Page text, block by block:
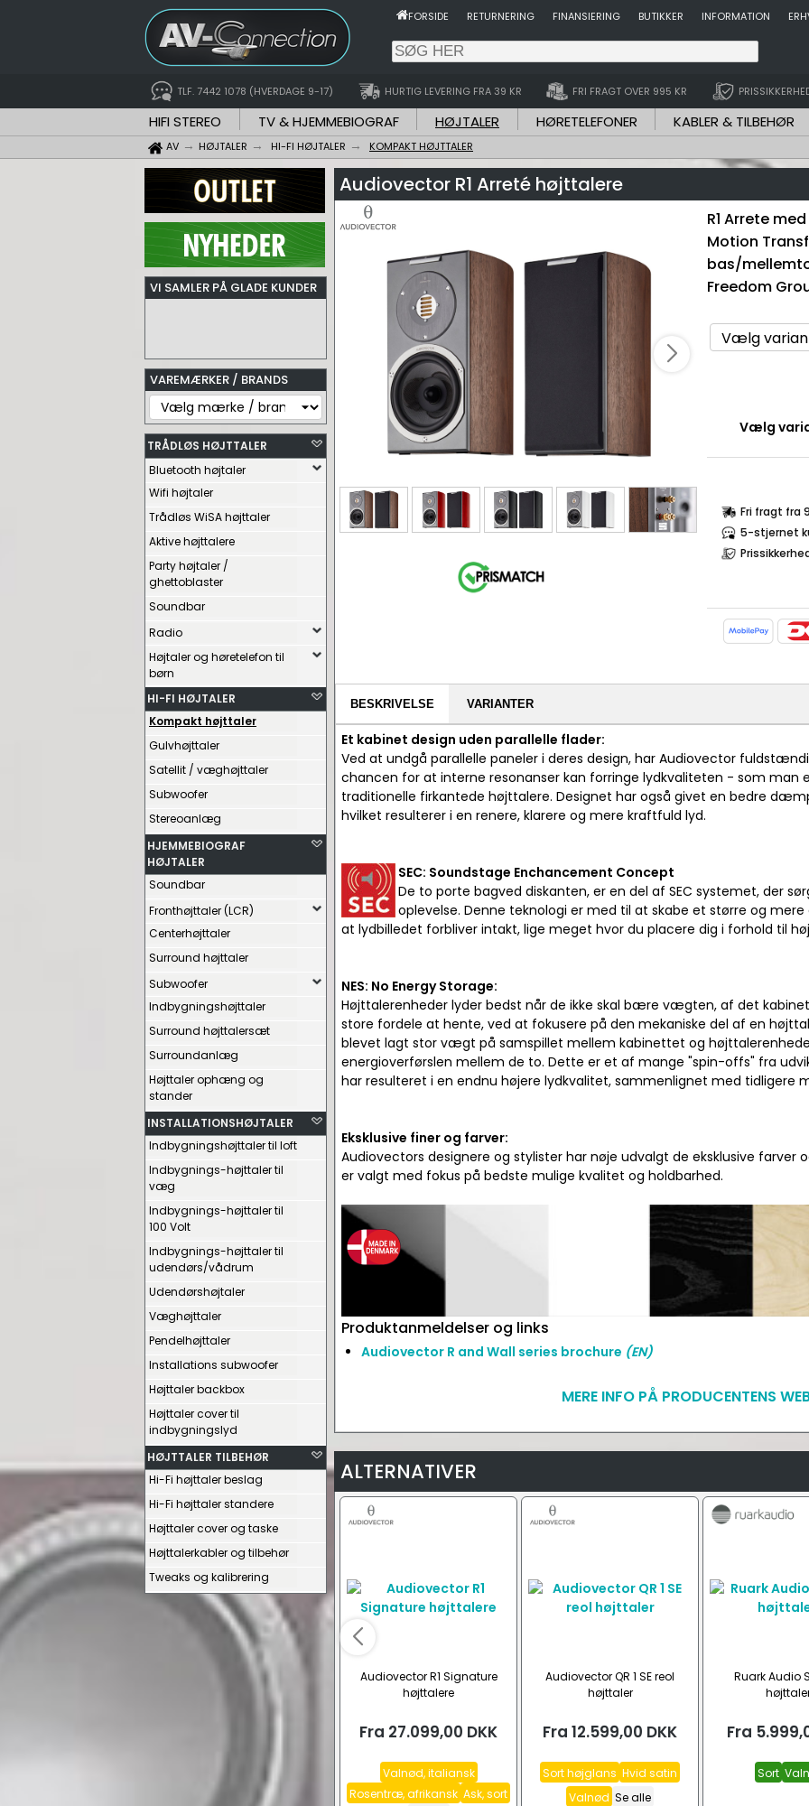
FORSIDE RETURNERING FINANSIERING BUTIKKER INFORMATION
TLF. 7442 1078 (HVERDAGE 9-17) HURTIG LEVERING FRA 39 KR FRI FRAGT OVER 995 KR
HIFI STEREO TV & HJEMMEBIOGRAF HØJTALER HØRETELEFONER KABLER & TILBEHØR
AV HØJTALER HI-FI HØJTALER KOMPAKT HØJTTALER
VI SAMLER PÅ GLADE KUNDER
VAREMÆRKER / BRANDS
TRÅDLØS HØJTTALER
Bluetooth højtaler
Wifi højtaler
Trådløs WiSA højttaler
Aktive højttalere
Party højtaler /
ghettoblaster
Soundbar
Radio
Højtaler og høretelefon til
børn
HI-FI HØJTALER
Kompakt højttaler
Gulvhøjttaler
Satellit / væghøjttaler
Subwoofer
Stereoanlæg
HJEMMEBIOGRAF
HØJTALER
Soundbar
Fronthøjttaler (LCR)
Centerhøjttaler
Surround højttaler
Subwoofer
Indbygningshøjttaler
Surround højttalersæt
Surroundanlæg
Højttaler ophæng og
stander
INSTALLATIONSHØJTALER
Indbygningshøjttaler til loft
Indbygnings-højttaler til
væg
Indbygnings-højttaler til
100 Volt
Indbygnings-højttaler til
udendørs/vådrum
Udendørshøjtaler
Væghøjttaler
Pendelhøjttaler
Installations subwoofer
Højttaler backbox
Højttaler cover til
indbygningslyd
HØJTTALER TILBEHØR
Hi-Fi højttaler beslag
Hi-Fi højttaler standere
Højttaler cover og taske
Højttalerkabler og tilbehør
Tweaks og kalibrering
Audiovector R1 Arreté højttalere
R1 Arrete
Motion
bas/
Freedom
Vælg
Fri fragt fra
5-stjernet
BESKRIVELSE VARIANTER
Et kabinet design uden parallelle flader:
Ved at undgå parallelle paneler i deres design, har Audiovector
chancen for at interne resonanser kan forringe lydkvaliteten - som man
traditionelle firkantede højttalere. Designet har også givet en bedre
hvilket resulterer i en renere, klarere og mere kraftfuld lyd.
SEC: Soundstage Enchancement Concept
De to porte bagved diskanten, er en del af SEC systemet, der
oplevelse. Denne teknologi er med til at skabe et større og
at lydbilledet forbliver intakt, lige meget hvor du placere dig i forhold til
NES: No Energy Storage:
Højttalerenheder lyder bedst når de ikke skal bære vægten, af det
store fordele at hente, ved at fokusere på den mekaniske del af en
blevet lagt stor vægt på samspillet mellem kabinettet og
energioverførslen mellem de to. Dette er et af mange "spin-offs" fra
har resulteret i en endnu højere lydkvalitet, sammenlignet med tidligere
Eksklusive finer og farver:
Audiovectors designere og stylister har nøje udvalgt de eksklusive farver
er valgt med fokus på bedste mulige kvalitet og holdbarhed.
Produktanmeldelser og links
Audiovector R and Wall series brochure (EN)
MERE INFO PÅ PRODUCENTENS
ALTERNATIVER
Audiovector R1 Signature
højttalere
Fra 27.099,00 DKK
Valnød, italiansk
Rosentræ, afrikansk Ask, sort
Audiovector QR 1 SE reol
højttaler
Fra 12.599,00 DKK
Sort højglans Hvid satin
Valnød Se alle
Ruark Audio
Fra
Sort